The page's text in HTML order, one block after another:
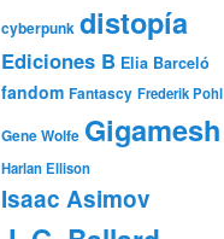
cyberpunk distopía
Ediciones B Elia Barceló
fandom Fantascy Frederik Pohl
Gene Wolfe Gigamesh
Harlan Ellison
Isaac Asimov